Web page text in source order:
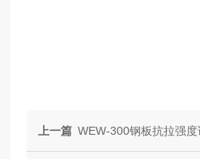
上一篇 WEW-300钢板抗拉强